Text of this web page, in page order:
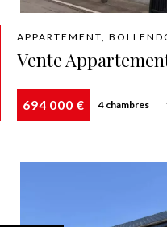
APPARTEMENT,
Vente
694 000 € 4 chambres